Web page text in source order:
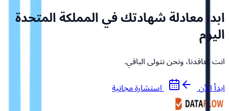
ابدأ معادلة شهادتك في المملكة المتحدة
اليوم
انت تعاقدنا، ونحن نتولى الباقي.
ابدأ الآن
استشارة مجانية